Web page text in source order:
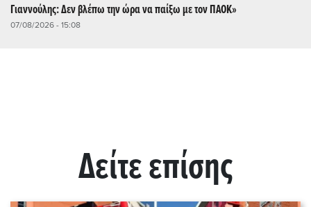
Γιαννούλης: Δεν βλέπω την ώρα να παίξω με τον ΠΑΟΚ»
07/08/2026 - 15:08
Δείτε επίσης